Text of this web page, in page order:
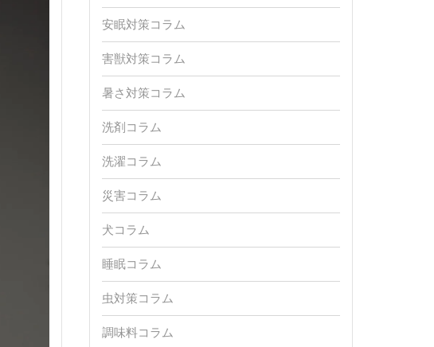
安眠対策コラム
害獣対策コラム
暑さ対策コラム
洗剤コラム
洗濯コラム
災害コラム
犬コラム
睡眠コラム
虫対策コラム
調味料コラム